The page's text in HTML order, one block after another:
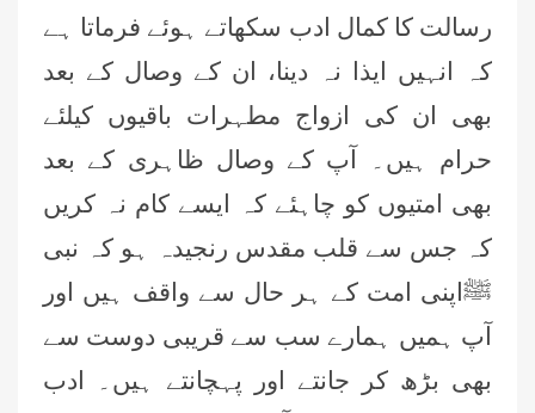
رسالت کا کمال ادب سکھاتے ہوئے فرماتا ہے
کہ انہیں ایذا نہ دینا، ان کے وصال کے بعد
بھی ان کی ازواج مطہرات باقیوں کیلئے
حرام ہیں۔ آپ کے وصال ظاہری کے بعد
بھی امتیوں کو چاہئے کہ ایسے کام نہ کریں
کہ جس سے قلب مقدس رنجیدہ ہو کہ نبی
ﷺاپنی امت کے ہر حال سے واقف ہیں اور
آپ ہمیں ہمارے سب سے قریبی دوست سے
بھی بڑھ کر جانتے اور پہچانتے ہیں۔ ادب